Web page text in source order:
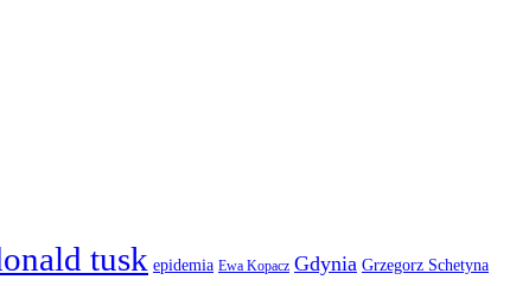
tusk epidemia Ewa Kopacz Gdynia Grzegorz Schetyna